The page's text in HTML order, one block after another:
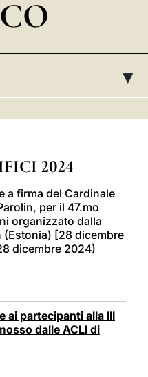
العربيّة
▸
2024
a firma del Cardinale
per il 47.mo
organizzato dalla
(Estonia) [28 dicembre
dicembre 2024)
ai partecipanti alla III
dalle ACLI di